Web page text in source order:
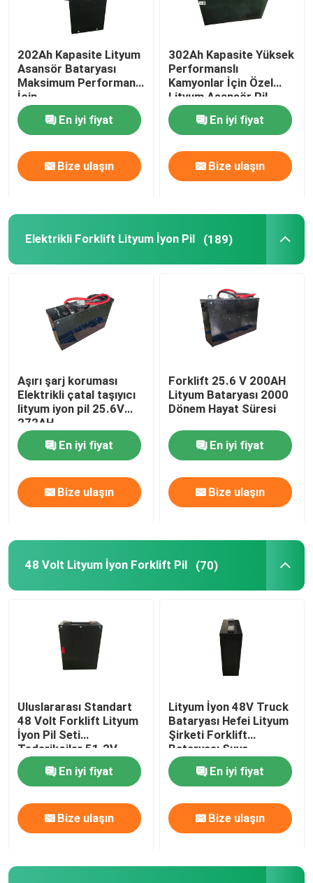
202Ah Kapasite Lityum
Asansör Bataryası
Maksimum Performans
İçin
En iyi fiyat
Bize ulaşın
302Ah Kapasite Yüksek
Performanslı
Kamyonlar İçin Özel
Lityum Asansör Pil
En iyi fiyat
Bize ulaşın
Elektrikli Forklift Lityum İyon Pil (189)
Aşırı şarj koruması
Elektrikli çatal taşıyıcı
lityum iyon pil 25.6V
272AH
En iyi fiyat
Bize ulaşın
Forklift 25.6 V 200AH
Lityum Bataryası 2000
Dönem Hayat Süresi
En iyi fiyat
Bize ulaşın
48 Volt Lityum İyon Forklift Pil (70)
Uluslararası Standart
48 Volt Forklift Lityum
İyon Pil Seti
Tedarikçiler 51.2V
12AH
En iyi fiyat
Bize ulaşın
Lityum İyon 48V Truck
Bataryası Hefei Lityum
Şirketi Forklift
Bataryası Suya
dayanıklı
En iyi fiyat
Bize ulaşın